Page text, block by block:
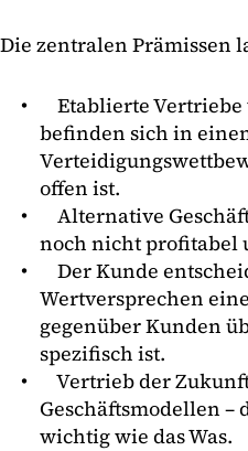
Die zentralen Prämissen
Etablierte Vertriebe
befinden sich in
offen ist.
Alternative
noch nicht profitabel
Der Kunde
Wertversprechen
gegenüber Kunden
spezifisch ist.
Vertrieb der
Geschäftsmodellen –
wichtig wie das Was.